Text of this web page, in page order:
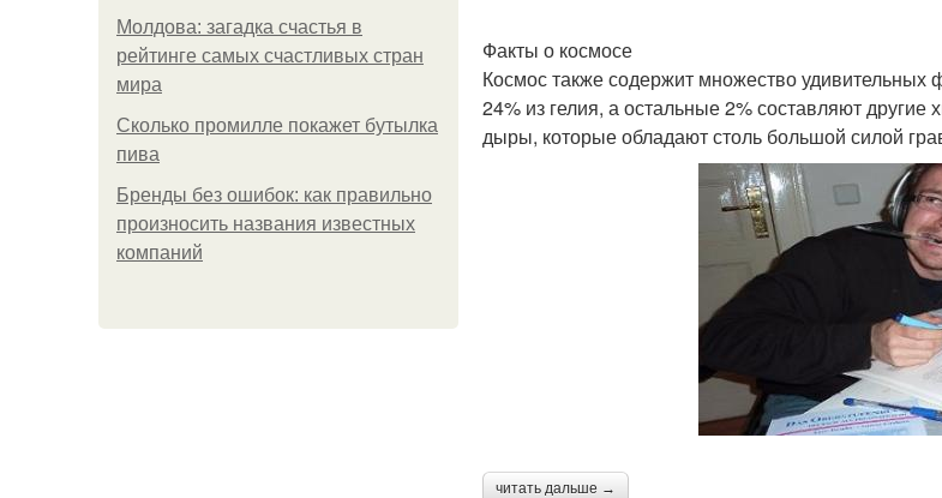
Молдова: загадка счастья в
рейтинге самых счастливых стран
мира
Сколько промилле покажет бутылка
пива
Бренды без ошибок: как правильно
произносить названия известных
компаний
Факты о космосе
Космос также содержит множество
24% из гелия, а остальные 2% составляют
дыры, которые обладают столь большой силой
читать дальше →